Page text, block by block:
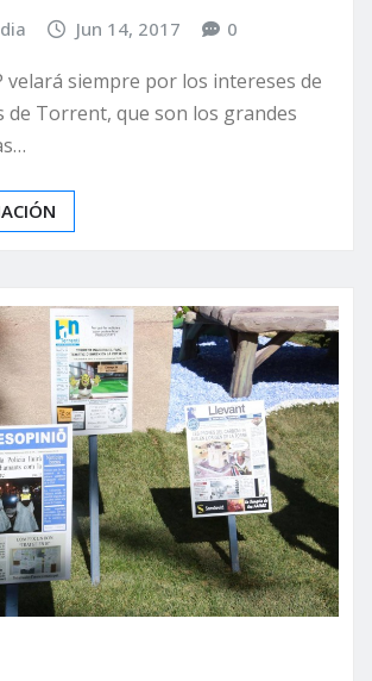
Jun 14, 2017 0
velará siempre por los intereses de
de Torrent, que son los grandes